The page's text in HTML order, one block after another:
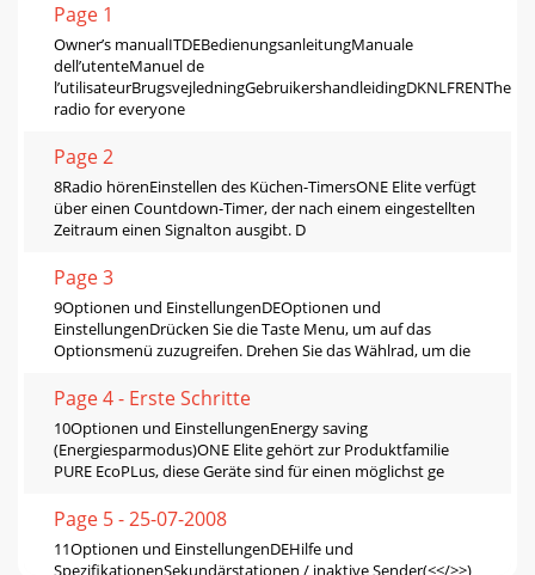
Page 1
Owner’s manualITDEBedienungsanleitungManuale
dell’utenteManuel de
l’utilisateurBrugsvejledningGebruikershandleidingDKNLFRENThe
radio for everyone
Page 2
8Radio hörenEinstellen des Küchen-TimersONE Elite verfügt
über einen Countdown-Timer, der nach einem eingestellten
Zeitraum einen Signalton ausgibt. D
Page 3
9Optionen und EinstellungenDEOptionen und
EinstellungenDrücken Sie die Taste Menu, um auf das
Optionsmenü zuzugreifen. Drehen Sie das Wählrad, um die
Page 4 - Erste Schritte
10Optionen und EinstellungenEnergy saving
(Energiesparmodus)ONE Elite gehört zur Produktfamilie
PURE EcoPLus, diese Geräte sind für einen möglichst ge
Page 5 - 25-07-2008
11Optionen und EinstellungenDEHilfe und
SpezifikationenSekundärstationen / inaktive Sender(<</>>)